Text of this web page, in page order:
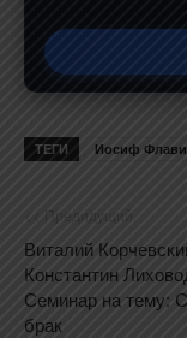
ТЕГИ Иосиф
<< Предидущий
Виталий
Константин
Семинар на тему:
брак